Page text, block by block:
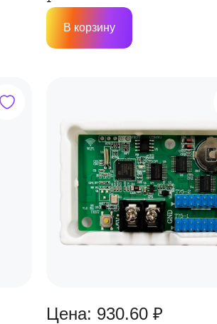
В корзину
Цена: 930.60 ₽